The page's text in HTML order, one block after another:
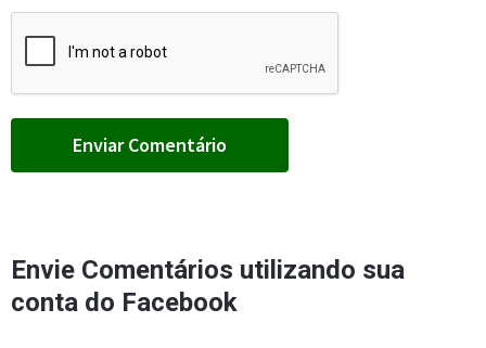
Envie Comentários utilizando sua
conta do Facebook